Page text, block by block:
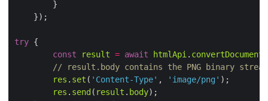
try
const
result = await htmlApi . convertDocument
// result.body contains the PNG binary stream
res . set ( 'Content-Type' , 'image/png'
res . send ( result . body